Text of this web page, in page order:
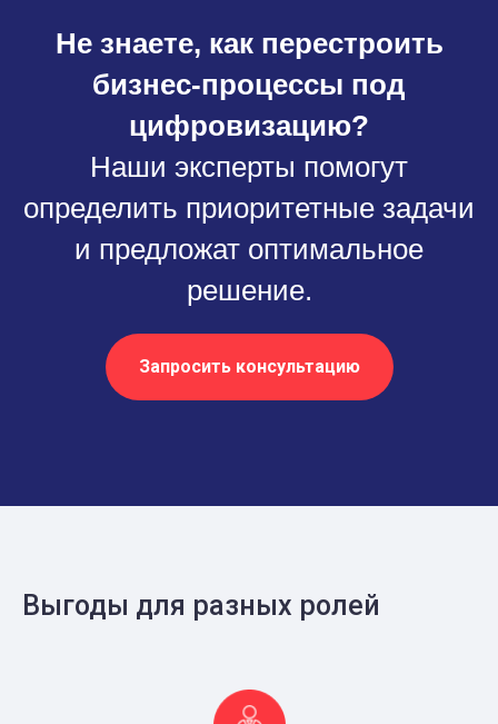
Не знаете, как перестроить
бизнес-процессы под
цифровизацию?
Наши эксперты помогут
определить приоритетные задачи
и предложат оптимальное
решение.
Запросить консультацию
Выгоды для разных ролей